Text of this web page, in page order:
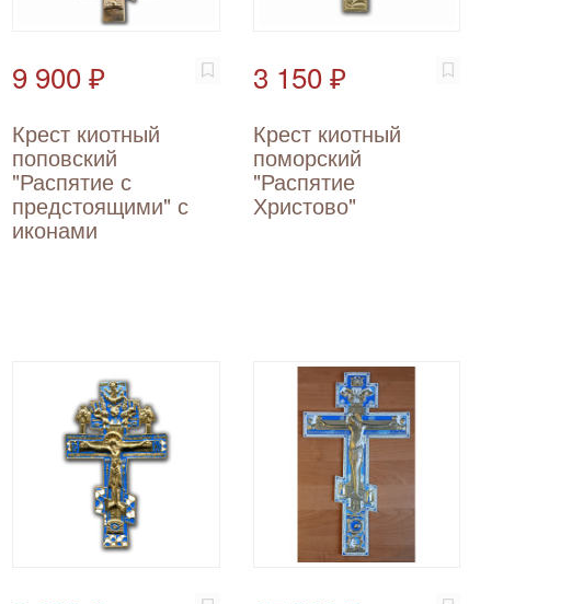
9 900 ₽
Крест киотный
поповский
"Распятие с
предстоящими" с
иконами
3 150 ₽
Крест киотный
поморский
"Распятие
Христово"